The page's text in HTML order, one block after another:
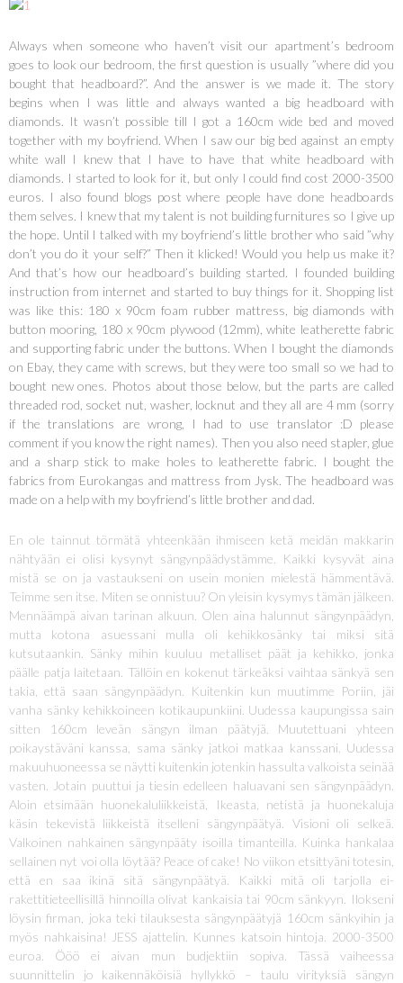
Always when someone who haven’t visit our apartment’s bedroom
goes to look our bedroom, the first question is usually ”where did you
bought that headboard?”. And the answer is we made it. The story
begins when I was little and always wanted a big headboard with
diamonds. It wasn’t possible till I got a 160cm wide bed and moved
together with my boyfriend. When I saw our big bed against an empty
white wall I knew that I have to have that white headboard with
diamonds. I started to look for it, but only I could find cost 2000-3500
euros. I also found blogs post where people have done headboards
them selves. I knew that my talent is not building furnitures so I give up
the hope. Until I talked with my boyfriend’s little brother who said ”why
don’t you do it your self?” Then it klicked! Would you help us make it?
And that’s how our headboard’s building started. I founded building
instruction from internet and started to buy things for it. Shopping list
was like this: 180 x 90cm foam rubber mattress, big diamonds with
button mooring, 180 x 90cm plywood (12mm), white leatherette fabric
and supporting fabric under the buttons. When I bought the diamonds
on Ebay, they came with screws, but they were too small so we had to
bought new ones. Photos about those below, but the parts are called
threaded rod, socket nut, washer, locknut and they all are 4 mm (sorry
if the translations are wrong, I had to use translator :D please
comment if you know the right names). Then you also need stapler, glue
and a sharp stick to make holes to leatherette fabric. I bought the
fabrics from Eurokangas and mattress from Jysk. The headboard was
made on a help with my boyfriend’s little brother and dad.
En ole tainnut törmätä yhteenkään ihmiseen ketä meidän makkarin
nähtyään ei olisi kysynyt sängynpäädystämme. Kaikki kysyvät aina
mistä se on ja vastaukseni on usein monien mielestä hämmentävä.
Teimme sen itse. Miten se onnistuu? On yleisin kysymys tämän jälkeen.
Mennäämpä aivan tarinan alkuun. Olen aina halunnut sängynpäädyn,
mutta kotona asuessani mulla oli kehikkosänky tai miksi sitä
kutsutaankin. Sänky mihin kuuluu metalliset päät ja kehikko, jonka
päälle patja laitetaan. Tällöin en kokenut tärkeäksi vaihtaa sänkyä sen
takia, että saan sängynpäädyn. Kuitenkin kun muutimme Poriin, jäi
vanha sänky kehikkoineen kotikaupunkiini. Uudessa kaupungissa sain
sitten 160cm leveän sängyn ilman päätyjä. Muutettuani yhteen
poikaystäväni kanssa, sama sänky jatkoi matkaa kanssani. Uudessa
makuuhuoneessa se näytti kuitenkin jotenkin hassulta valkoista seinää
vasten. Jotain puuttui ja tiesin edelleen haluavani sen sängynpäädyn.
Aloin etsimään huonekaluliikkeistä, Ikeasta, netistä ja huonekaluja
käsin tekevistä liikkeistä itselleni sängynpäätyä. Visioni oli selkeä.
Valkoinen nahkainen sängynpääty isoilla timanteilla. Kuinka hankalaa
sellainen nyt voi olla löytää? Peace of cake! No viikon etsittyäni totesin,
että en saa ikinä sitä sängynpäätyä. Kaikki mitä oli tarjolla ei-
rakettitieteellisillä hinnoilla olivat kankaisia tai 90cm sänkyyn. Ilokseni
löysin firman, joka teki tilauksesta sängynpäätyjä 160cm sänkyihin ja
myös nahkaisina! JESS ajattelin. Kunnes katsoin hintoja. 2000-3500
euroa. Ööö ei aivan mun budjektiin sopiva. Tässä vaiheessa
suunnittelin jo kaikennäköisiä hyllykkö – taulu virityksiä sängyn